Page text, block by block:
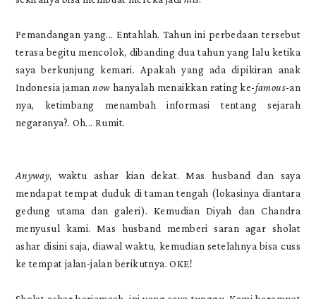
Pemandangan yang... Entahlah. Tahun ini perbedaan tersebut
terasa begitu mencolok, dibanding dua tahun yang lalu ketika
saya berkunjung kemari. Apakah yang ada dipikiran anak
Indonesia jamannow hanyalah menaikkan rating ke-famous-an
nya, ketimbang menambah informasi tentang sejarah
negaranya?. Oh... Rumit.
Anyway, waktu ashar kian dekat. Mas husband dan saya
mendapat tempat duduk di taman tengah (lokasinya diantara
gedung utama dan galeri). Kemudian Diyah dan Chandra
menyusul kami. Mas husband memberi saran agar sholat
ashar disini saja, diawal waktu, kemudian setelahnya bisa cuss
ke tempat jalan-jalan berikutnya. OKE!